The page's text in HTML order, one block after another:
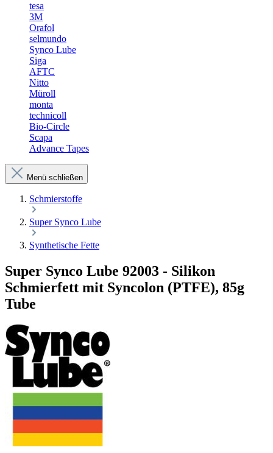
tesa
3M
Orafol
selmundo
Synco Lube
Siga
AFTC
Nitto
Müroll
monta
technicoll
Bio-Circle
Scapa
Advance Tapes
Menü schließen
Schmierstoffe
Super Synco Lube
Synthetische Fette
Super Synco Lube 92003 - Silikon
Schmierfett mit Syncolon (PTFE), 85g
Tube